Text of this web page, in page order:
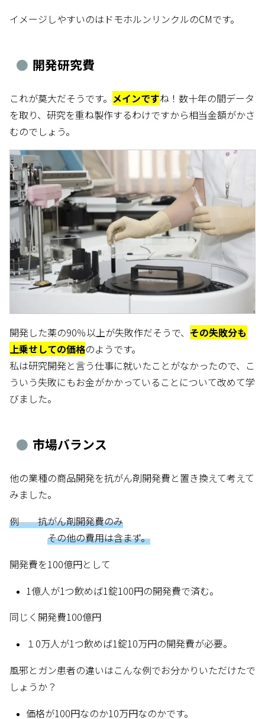
イメージしやすいのはドモホルンリンクルのCMです。
開発研究費
これが莫大だそうです。 メインですね！数十年の間データ
を取り、研究を重ね製作するわけですから相当金額がかさ
むのでしょう。
開発した薬の90％以上が失敗作だそうで、 その失敗分も
上乗せしての価格のようです。
私は研究開発と言う仕事に就いたことがなかったので、こ
ういう失敗にもお金がかかっていることについて改めて学
びました。
市場バランス
他の業種の商品開発を抗がん剤開発費と置き換えて考えて
みました。
例 抗がん剤開発費のみ
その他の費用は含まず。
開発費を100億円として
1億人が1つ飲めば1錠100円の開発費で済む。
同じく開発費100億円
１0万人が1つ飲めば1錠10万円の開発費が必要。
風邪とガン患者の違いはこんな例でお分かりいただけたで
しょうか？
価格が100円なのか10万円なのかです。